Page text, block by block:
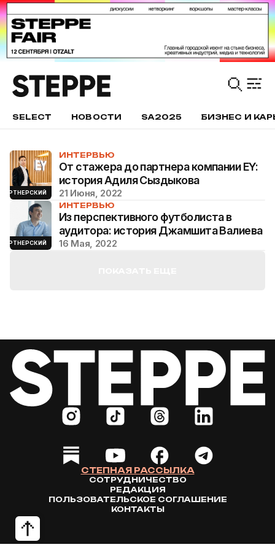
SELECT НОВОСТИ SA2025 БИЗНЕС И
ПАРТНЕРСКИЙ
ИНТЕРВЬЮ
От стажера до партнера компании EY:
история Адиля Сыздыкова
21 Июня, 2022
ПАРТНЕРСКИЙ
ИНТЕРВЬЮ
Из перспективного футболиста в
аудитора: история Джамшита Валиева
16 Мая, 2022
СТЕПНАЯ РАССЫЛКА
СОТРУДНИЧЕСТВО
РЕДАКЦИЯ
ПОЛЬЗОВАТЕЛЬСКОЕ СОГЛАШЕНИЕ
КОНТАКТЫ